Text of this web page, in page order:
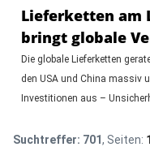
Lieferketten am
bringt globale
Die globale Lieferketten
den USA und China massiv
Investitionen aus –
Suchtreffer: 701, Seiten: 1